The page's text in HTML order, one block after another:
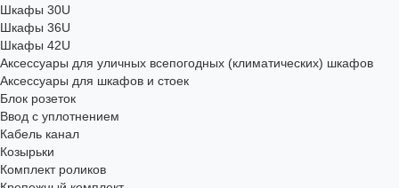
Шкафы 30U
Шкафы 36U
Шкафы 42U
Аксессуары для уличных всепогодных (климатических) шкафов
Аксессуары для шкафов и стоек
Блок розеток
Ввод с уплотнением
Кабель канал
Козырьки
Комплект роликов